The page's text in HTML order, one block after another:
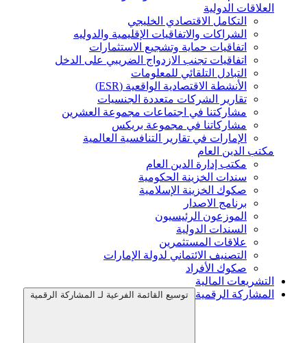
العلاقات الدولية
التكامل الاقتصادي الخليجي
الشراكات والاتفاقيات الإقليمية والدوليه
اتفاقيات حماية وتشجيع الاستثمارات
اتفاقيات تجنب الازدواج الضريبي على الدخل
التبادل التلقائي للمعلومات
الأنشطة الاقتصادية الواقعية (ESR)
تقارير الشركات متعددة الجنسيات
مشاركتنا في اجتماعات مجموعة العشرين
مشاركاتنا في مجموعة بريكس
الإمارات في تقارير التنافسية العالمية
مكتب الدين العام
مكتب إدارة الدين العام
سندات الخزينة الحكومية
صكوك الخزينة الإسلامية
برنامج الاصدار
الموزعون الرئيسيون
السندات الدولية
علاقات المستثمرين
التصنيف الائتماني لدولة الإمارات
صكوك الأفراد
التشريعات المالية
المشاركة الرقمية
توسيع القائمة الفرعية لـ المشاركة الرقمية